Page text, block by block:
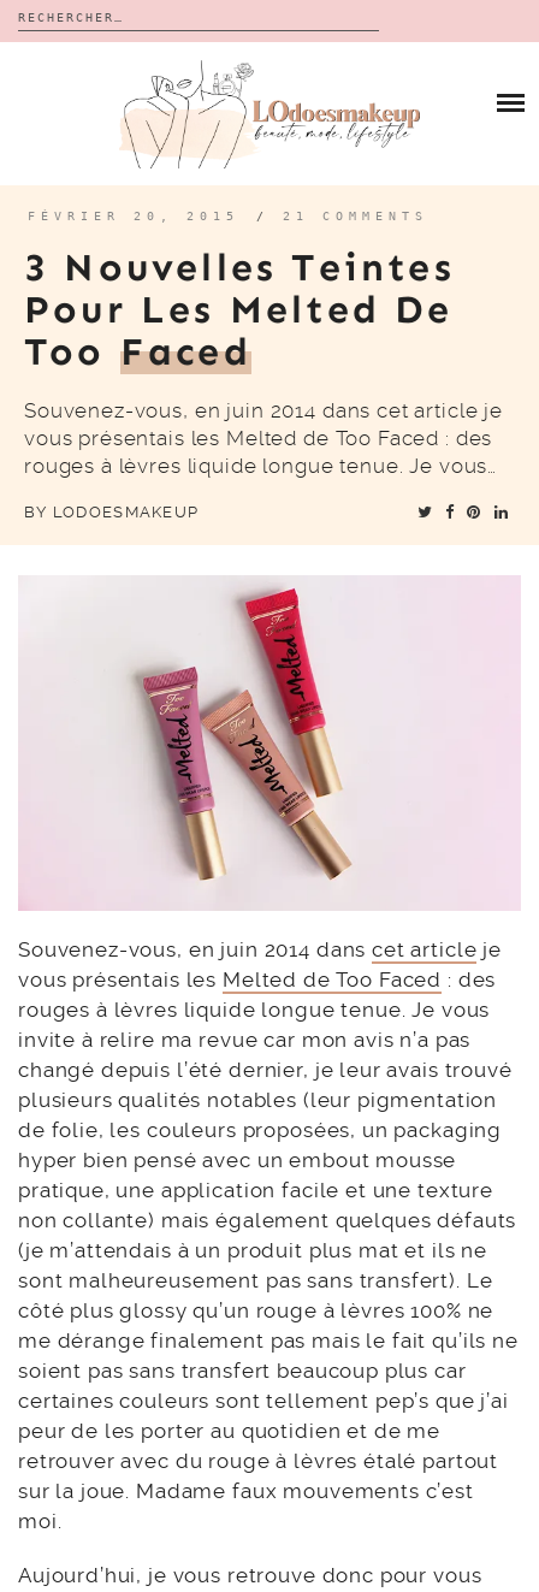
Rechercher :
CALENDRIERS DE L’AVENT
BON PLAN
À PROPOS
CONTACT
FÉVRIER 20, 2015 / 21 COMMENTS
3 Nouvelles Teintes
Pour Les Melted De
Too Faced
Souvenez-vous, en juin 2014 dans cet article je
vous présentais les Melted de Too Faced : des
rouges à lèvres liquide longue tenue. Je vous…
BY LODOESMAKEUP
Souvenez-vous, en juin 2014 danscet article je
vous présentais les Melted de Too Faced : des
rouges à lèvres liquide longue tenue. Je vous
invite à relire ma revue car mon avis n’a pas
changé depuis l’été dernier, je leur avais trouvé
plusieurs qualités notables (leur pigmentation
de folie, les couleurs proposées, un packaging
hyper bien pensé avec un embout mousse
pratique, une application facile et une texture
non collante) mais également quelques défauts
(je m’attendais à un produit plus mat et ils ne
sont malheureusement pas sans transfert). Le
côté plus glossy qu’un rouge à lèvres 100% ne
me dérange finalement pas mais le fait qu’ils ne
soient pas sans transfert beaucoup plus car
certaines couleurs sont tellement pep’s que j’ai
peur de les porter au quotidien et de me
retrouver avec du rouge à lèvres étalé partout
sur la joue. Madame faux mouvements c’est
moi.
Aujourd’hui, je vous retrouve donc pour vous